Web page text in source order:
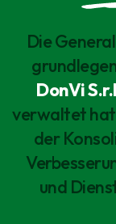
Die
DonVi
verwaltet
der
und